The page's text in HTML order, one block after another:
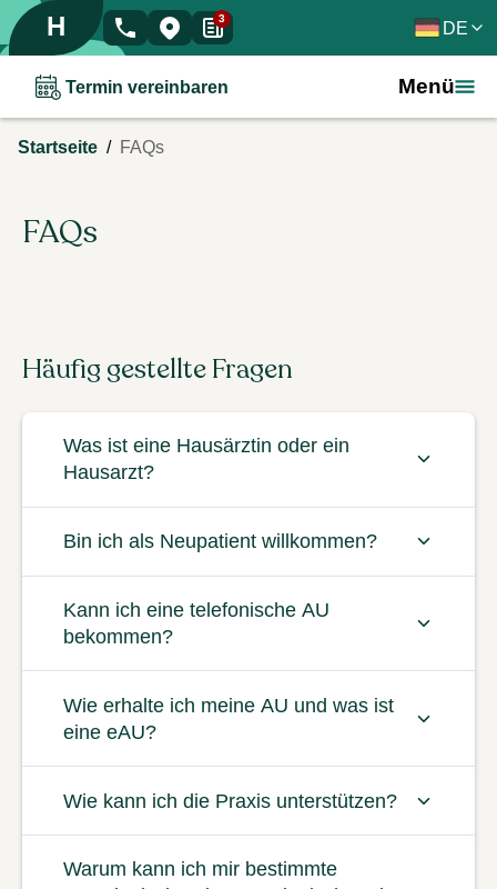
H 3 DE
Termin vereinbaren Menü
Startseite / FAQs
FAQs
Häufig gestellte Fragen
Was ist eine Hausärztin oder ein
Hausarzt?
Bin ich als Neupatient willkommen?
Kann ich eine telefonische AU
bekommen?
Wie erhalte ich meine AU und was ist
eine eAU?
Wie kann ich die Praxis unterstützen?
Warum kann ich mir bestimmte